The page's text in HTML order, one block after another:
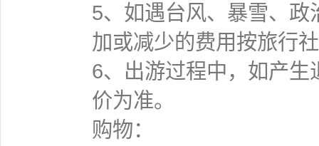
5、如遇台风、暴雪、
加或减少的费用按旅行
6、出游过程中，如产
价为准。
购物：